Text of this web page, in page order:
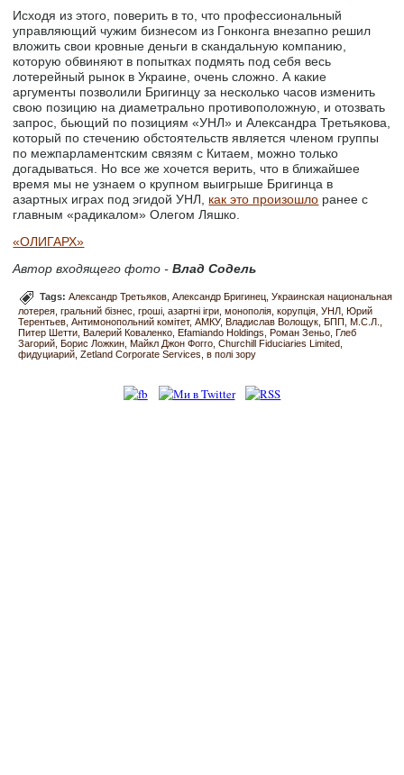
Исходя из этого, поверить в то, что профессиональный
управляющий чужим бизнесом из Гонконга внезапно решил
вложить свои кровные деньги в скандальную компанию,
которую обвиняют в попытках подмять под себя весь
лотерейный рынок в Украине, очень сложно. А какие
аргументы позволили Бригинцу за несколько часов изменить
свою позицию на диаметрально противоположную, и отозвать
запрос, бьющий по позициям «УНЛ» и Александра Третьякова,
который по стечению обстоятельств является членом группы
по межпарламентским связям с Китаем, можно только
догадываться. Но все же хочется верить, что в ближайшее
время мы не узнаем о крупном выигрыше Бригинца в
азартных играх под эгидой УНЛ, как это произошло ранее с
главным «радикалом» Олегом Ляшко.
«ОЛИГАРХ»
Автор входящего фото -Влад Содель
Tags:Александр Третьяков Александр Бригинец Украинская национальная
лотерея гральний бізнес гроші азартні ігри монополія корупція УНЛ
Юрий
Терентьев Антимонопольний комітет АМКУ Владислав Волощук БПП
М.С.Л.
Питер Шетти
Валерий Коваленко Efamiando Holdings Роман Зеньо
Глеб
Загорий
Борис Ложкин Майкл Джон Фогго Churchill Fiduciaries Limited
фидуциарий Zetland Corporate Services в полі зору